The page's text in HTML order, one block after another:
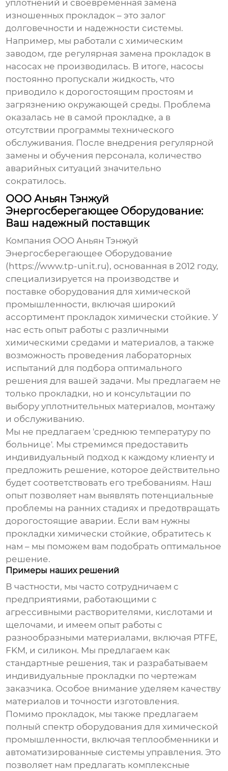
уплотнений и своевременная замена
изношенных прокладок – это залог
долговечности и надежности системы.
Например, мы работали с химическим
заводом, где регулярная замена прокладок в
насосах не производилась. В итоге, насосы
постоянно пропускали жидкость, что
приводило к дорогостоящим простоям и
загрязнению окружающей среды. Проблема
оказалась не в самой прокладке, а в
отсутствии программы технического
обслуживания. После внедрения регулярной
замены и обучения персонала, количество
аварийных ситуаций значительно
сократилось.
ООО Аньян Тэнжуй
Энергосберегающее Оборудование:
Ваш надежный поставщик
Компания ООО Аньян Тэнжуй
Энергосберегающее Оборудование
(https://www.tp-unit.ru), основанная в 2012 году,
специализируется на производстве и
поставке оборудования для химической
промышленности, включая широкий
ассортимент прокладок химически стойкие. У
нас есть опыт работы с различными
химическими средами и материалов, а также
возможность проведения лабораторных
испытаний для подбора оптимального
решения для вашей задачи. Мы предлагаем не
только прокладки, но и консультации по
выбору уплотнительных материалов, монтажу
и обслуживанию.
Мы не предлагаем 'среднюю температуру по
больнице'. Мы стремимся предоставить
индивидуальный подход к каждому клиенту и
предложить решение, которое действительно
будет соответствовать его требованиям. Наш
опыт позволяет нам выявлять потенциальные
проблемы на ранних стадиях и предотвращать
дорогостоящие аварии. Если вам нужны
прокладки химически стойкие, обратитесь к
нам – мы поможем вам подобрать оптимальное
решение.
Примеры наших решений
В частности, мы часто сотрудничаем с
предприятиями, работающими с
агрессивными растворителями, кислотами и
щелочами, и имеем опыт работы с
разнообразными материалами, включая PTFE,
FKM, и силикон. Мы предлагаем как
стандартные решения, так и разрабатываем
индивидуальные прокладки по чертежам
заказчика. Особое внимание уделяем качеству
материалов и точности изготовления.
Помимо прокладок, мы также предлагаем
полный спектр оборудования для химической
промышленности, включая теплообменники и
автоматизированные системы управления. Это
позволяет нам предлагать комплексные